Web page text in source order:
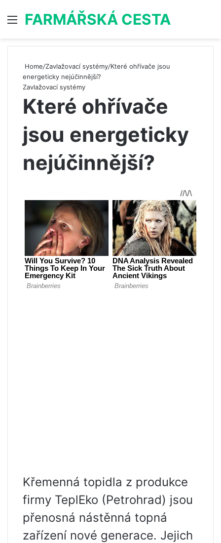
Menu
FARMÁŘSKÁ CESTA
Home/Zavlažovací systémy/Které ohřívače jsou
energeticky nejúčinnější?
Zavlažovací systémy
Které ohřívače
jsou energeticky
nejúčinnější?
Křemenná topidla z produkce
firmy TeplEko (Petrohrad) jsou
přenosná nástěnná topná
zařízení nové generace. Jejich